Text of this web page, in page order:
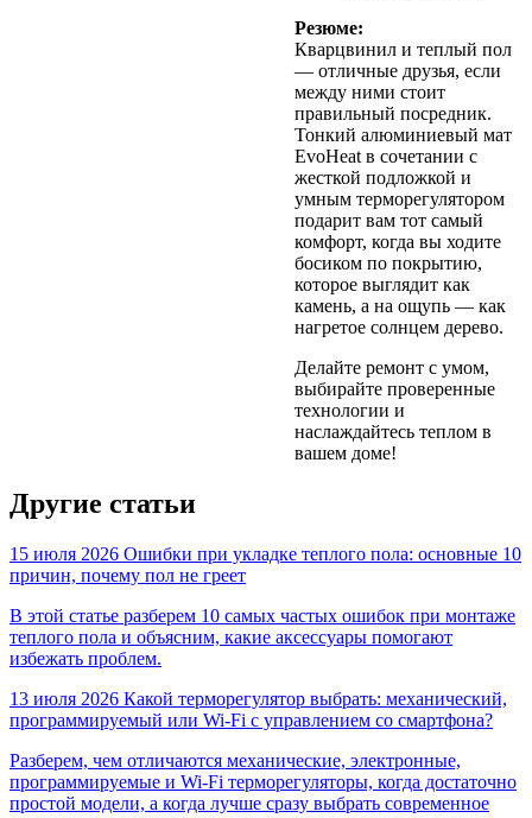
Резюме:
Кварцвинил и теплый пол
— отличные друзья, если
между ними стоит
правильный посредник.
Тонкий алюминиевый мат
EvoHeat в сочетании с
жесткой подложкой и
умным терморегулятором
подарит вам тот самый
комфорт, когда вы ходите
босиком по покрытию,
которое выглядит как
камень, а на ощупь — как
нагретое солнцем дерево.
Делайте ремонт с умом,
выбирайте проверенные
технологии и
наслаждайтесь теплом в
вашем доме!
Другие статьи
15 июля 2026 Ошибки при укладке теплого пола: основные 10
причин, почему пол не греет
В этой статье разберем 10 самых частых ошибок при монтаже
теплого пола и объясним, какие аксессуары помогают
избежать проблем.
13 июля 2026 Какой терморегулятор выбрать: механический,
программируемый или Wi-Fi с управлением со смартфона?
Разберем, чем отличаются механические, электронные,
программируемые и Wi-Fi терморегуляторы, когда достаточно
простой модели, а когда лучше сразу выбрать современное